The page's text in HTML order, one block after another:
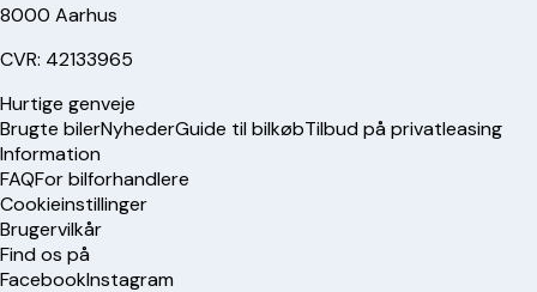
8000 Aarhus
CVR: 42133965
Hurtige genveje
Brugte bilerNyhederGuide til bilkøbTilbud på privatleasing
Information
FAQFor bilforhandlere
Cookieinstillinger
Brugervilkår
Find os på
FacebookInstagram